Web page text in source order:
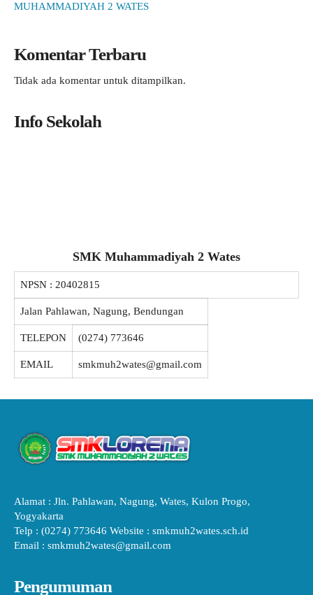
MUHAMMADIYAH 2 WATES
Komentar Terbaru
Tidak ada komentar untuk ditampilkan.
Info Sekolah
SMK Muhammadiyah 2 Wates
NPSN : 20402815
Jalan Pahlawan, Nagung, Bendungan
TELEPON (0274) 773646
EMAIL smkmuh2wates@gmail.com
Alamat : Jln. Pahlawan, Nagung, Wates, Kulon Progo,
Yogyakarta
Telp : (0274) 773646 Website : smkmuh2wates.sch.id
Email : smkmuh2wates@gmail.com
Pengumuman